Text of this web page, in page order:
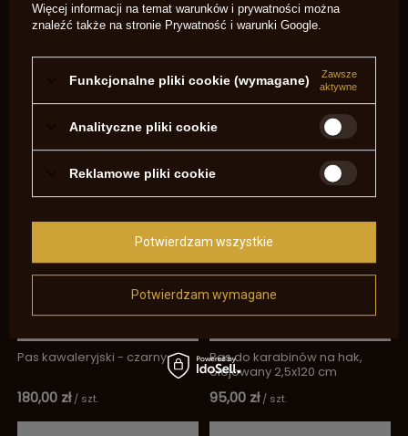
cm)
195,00 zł / szt.
Pas brąz śrutowy M (75-110
cm)
195,00 zł
Pas kawaleryjski - czarny
180,00 zł / szt.
Pas do karabinów na hak,
olejowany 2,5x120 cm
95,00 zł / szt.
Więcej informacji na temat warunków i prywatności można
znaleźć także na stronie Prywatność i warunki Google
Funkcjonalne pliki cookie (wymagane)
Zawsze
aktywne
Analityczne pliki cookie
Reklamowe pliki cookie
Potwierdzam wymagane
Potwierdzam wszystkie